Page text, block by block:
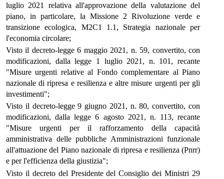
luglio 2021 relativa all'approvazione della valutazione del
piano, in particolare, la Missione 2 Rivoluzione verde e
transizione ecologica, M2C1 1.1, Strategia nazionale per
l'economia circolare;
Visto il decreto-legge 6 maggio 2021, n. 59, convertito, con
modificazioni, dalla legge 1 luglio 2021, n. 101, recante
"Misure urgenti relative al Fondo complementare al Piano
nazionale di ripresa e resilienza e altre misure urgenti per gli
investimenti";
Visto il decreto-legge 9 giugno 2021, n. 80, convertito, con
modificazioni, dalla legge 6 agosto 2021, n. 113, recante
"Misure urgenti per il rafforzamento della capacità
amministrativa delle pubbliche Amministrazioni funzionale
all'attuazione del Piano nazionale di ripresa e resilienza (Pnrr)
e per l'efficienza della giustizia";
Visto il decreto del Presidente del Consiglio dei Ministri 29